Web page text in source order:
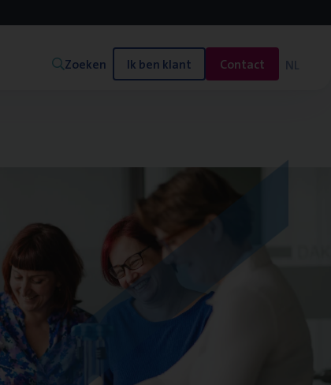
Zoeken Ik ben klant Contact NL